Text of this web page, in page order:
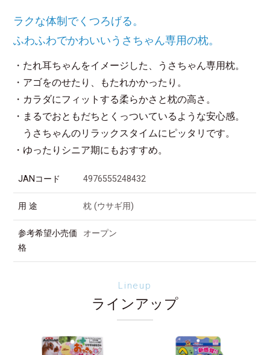
ラクな体制でくつろげる。
ふわふわでかわいいうさちゃん専用の枕。
・たれ耳ちゃんをイメージした、うさちゃん専用枕。
・アゴをのせたり、もたれかかったり。
・カラダにフィットする柔らかさと枕の高さ。
・まるでおともだちとくっついているような安心感。
うさちゃんのリラックスタイムにピッタリです。
・ゆったりシニア期にもおすすめ。
JANコード 4976555248432
用 途 枕 (ウサギ用)
参考希望小売価
格
オープン
Lineup
ラインアップ